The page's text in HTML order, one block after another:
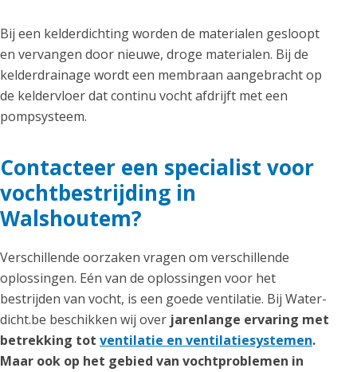
Bij een kelderdichting worden de materialen gesloopt
en vervangen door nieuwe, droge materialen. Bij de
kelderdrainage wordt een membraan aangebracht op
de keldervloer dat continu vocht afdrijft met een
pompsysteem.
Contacteer een specialist voor
vochtbestrijding in
Walshoutem?
Verschillende oorzaken vragen om verschillende
oplossingen. Eén van de oplossingen voor het
bestrijden van vocht, is een goede ventilatie. Bij Water-
dicht.be beschikken wij over jarenlange ervaring met
betrekking tot ventilatie en ventilatiesystemen.
Maar ook op het gebied van vochtproblemen in